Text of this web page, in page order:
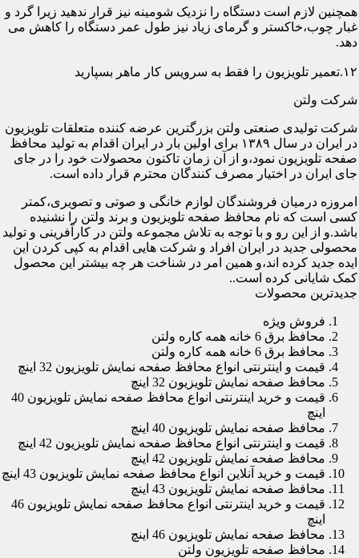
همچنین لازم است دستگاه را نزدیک شومینه نیز قرار ندهید زیرا گرد و
غبار چوب،خاکستر و گرمای زیاد نیز طول عمر دستگاه را کاهش می
دهد.
۱۲.تعمیر تلویزیون را فقط به سرویس کار ماهر بسپارید
شرکت ولتن
شرکت تولیدی صنعتی ولتن بزرگترین عرضه کننده متعلقات تلویزیون
در ایران در سال ۱۳۸۹ برای اولین بار در ایران اقدام به تولید محافظ
صفحه تلویزیون نمود،و از آن زمان تاکنون محصولات خود را در جای
جای ایران در اختیار مصرف کنندگان محترم قرار داده است.
امروزه درمیان فروشندگان لوازم خانگی و صوتی و تصویری،کمتر
کسی است که نام محافظ صفحه تلویزیون و برند ولتن را نشنیده
باشد.و از این رو و با توجه به تلاش مجموعه ولتن در کارآفرینی و تولید
محصولی جدید در ایران افراد و شرکت هایی اقدام به کپی کردن این
ایده جدید کرده اند،و همین امر در شناخت هر چه بیشتر این محصول
کمک شایانی کرده است..
جدیدترین محصولات
فروش ویژه
محافظ برق 6 خانه همه کاره ولتن
محافظ برق 6 خانه همه کاره ولتن
قیمت و اینترنتی انواع محافظ صفحه نمایش تلویزیون 32 اینچ
محافظ صفحه نمایش تلویزیون 32 اینچ
قیمت و خرید اینترنتی انواع محافظ صفحه نمایش تلویزیون 40
اینچ
محافظ صفحه نمایش تلویزیون 40 اینچ
قیمت و اینترنتی انواع محافظ صفحه نمایش تلویزیون 42 اینچ
محافظ صفحه نمایش تلویزیون 42 اینچ
قیمت و خرید آنلاین انواع محافظ صفحه نمایش تلویزیون 43 اینچ
محافظ صفحه نمایش تلویزیون 43 اینچ
قیمت و خرید اینترنتی انواع محافظ صفحه نمایش تلویزیون 46
اینچ
محافظ صفحه نمایش تلویزیون 46 اینچ
محافظ صفحه تلویزیون ولتن